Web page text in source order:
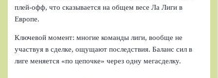
плей‑офф, что сказывается на общем весе Ла Лиги в
Европе.
Ключевой момент: многие команды лиги, вообще не
участвуя в сделке, ощущают последствия. Баланс сил в
лиге меняется «по цепочке» через одну мегасделку.